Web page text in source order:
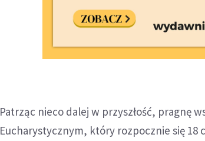
Patrząc nieco dalej w przyszłość, pragnę
Eucharystycznym, który rozpocznie się 18